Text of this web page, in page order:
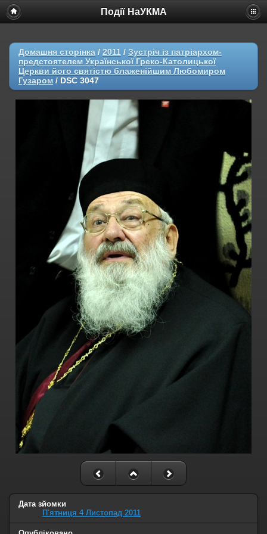
Події НаУКМА
Домашня сторінка / 2011 / Зустріч із патріархом-
предстоятелем Української Греко-Католицької
Церкви його святістю блаженійшим Любомиром
Гузаром / DSC 3047
Дата зйомки
П'ятниця 4 Листопад 2011